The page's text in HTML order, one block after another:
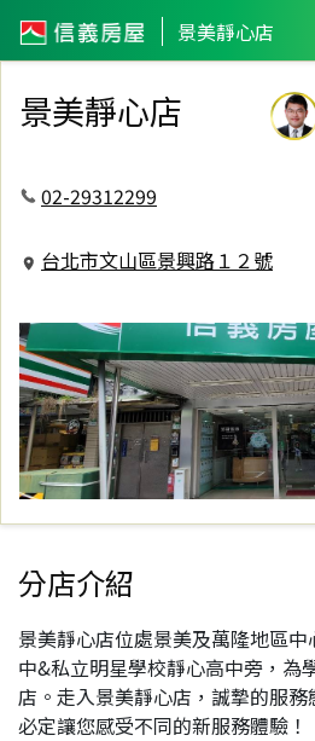
景美靜心店
景美靜心店
02-29312299
台北市文山區景興路１２號
分店介紹
景美靜心店位處景美及萬隆地區
中&私立明星學校靜心高中旁，為
店。走入景美靜心店，誠摯的服務
必定讓您感受不同的新服務體驗！